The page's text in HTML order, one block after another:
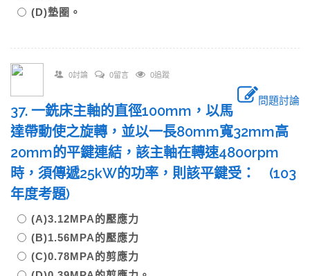
(D)墊圈。
0討論 0留言 0追蹤
問題討論
37. 一銑床主軸的直徑100mm，以馬
達帶動使之旋轉，並以一長80mm寬32mm高
20mm的平鍵連結，該主軸在轉速4800rpm
時，須傳遞25kW的功率，則該平鍵受： (103
年度考題)
(A)3.12MPA的壓應力
(B)1.56MPA的壓應力
(C)0.78MPA的剪應力